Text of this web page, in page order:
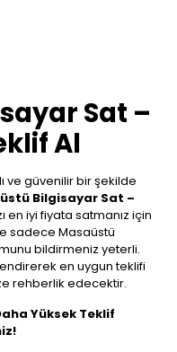
Sat –
Al
ve güvenilir bir şekilde
Bilgisayar Sat –
en iyi fiyata satmanız için
sadece Masaüstü
bildirmeniz yeterli.
en uygun teklifi
rehberlik edecektir.
Yüksek Teklif